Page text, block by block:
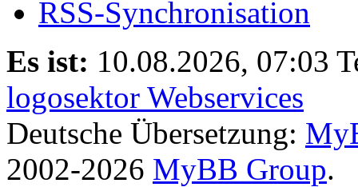
RSS-Synchronisation
Es ist: 10.08.2026, 07:03
logosektor Webservices
Deutsche Übersetzung:
2002-2026 MyBB Group.